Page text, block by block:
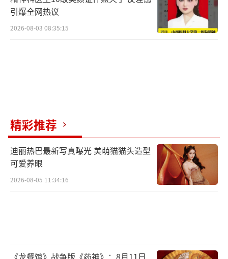
引爆全网热议
2026-08-03 08:35:15
精彩推荐
迪丽热巴最新写真曝光 美萌猫猫头造型
可爱养眼
2026-08-05 11:34:16
《龙餐馆》战争版《药神》：8月11日